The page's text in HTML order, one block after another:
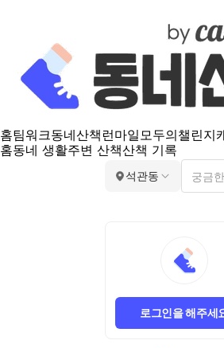
홈팀워크동네산책 런마일모두의챌린지
홈동네 생활주변 산책산책 기록
석관동
로그인을 해주세